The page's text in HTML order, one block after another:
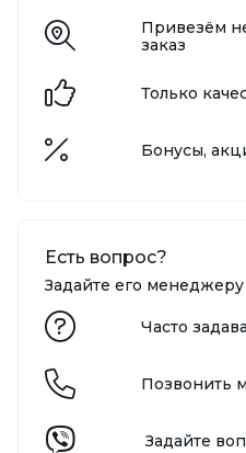
Привезём
заказ
Только
Бонусы,
Есть вопрос?
Задайте его менеджеру
Часто
Позвонить
Задайте